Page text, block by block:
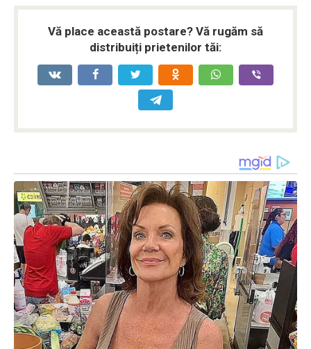
Vă place această postare? Vă rugăm să
distribuiți prietenilor tăi: